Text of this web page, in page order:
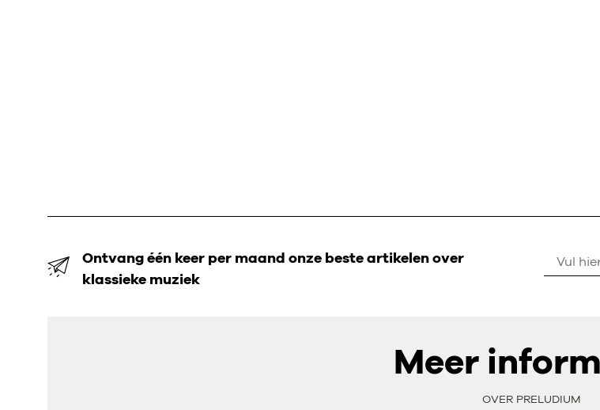
Ontvang één keer per maand onze beste artikelen over
klassieke muziek
Meer
OVER PRELUDIUM